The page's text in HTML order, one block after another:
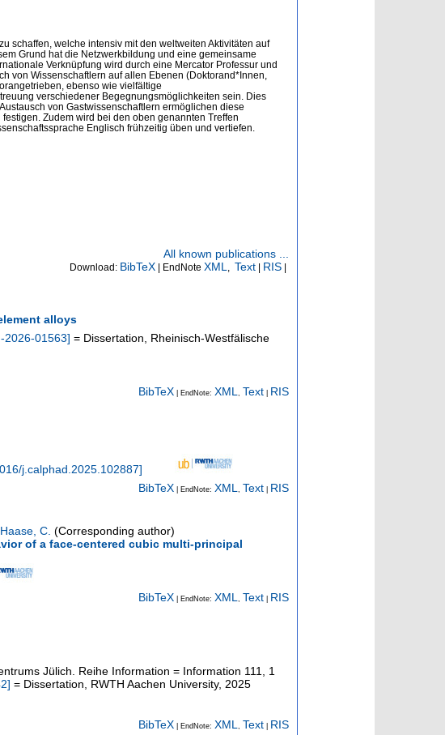
schaffen, welche intensiv mit den weltweiten Aktivitäten auf
Grund hat die Netzwerkbildung und eine gemeinsame
Verknüpfung wird durch eine Mercator Professur und
von Wissenschaftlern auf allen Ebenen (Doktorand*Innen,
ebenso wie vielfältige
verschiedener Begegnungsmöglichkeiten sein. Dies
von Gastwissenschaftlern ermöglichen diese
Zudem wird bei den oben genannten Treffen
Englisch frühzeitig üben und vertiefen.
All known publications ...
Download: BibTeX | EndNote XML Text | RIS |
alloys
2026-01563] = Dissertation, Rheinisch-Westfälische
BibTeX | EndNote: XML, Text RIS
j.calphad.2025.102887]
BibTeX | EndNote: XML , Text RIS
Haase, C. (Corresponding author)
of a face-centered cubic multi-principal
BibTeX | EndNote: XML Text RIS
Jülich. Reihe Information = Information 111, 1
] = Dissertation, RWTH Aachen University, 2025
BibTeX | EndNote: XML, Text RIS